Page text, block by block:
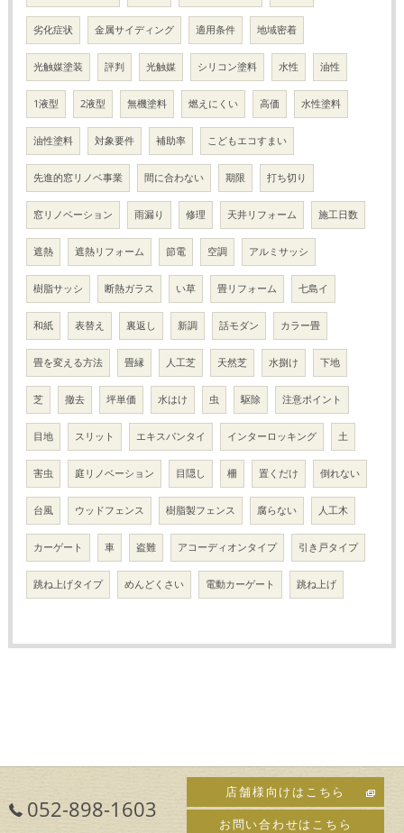
劣化症状 金属サイディング 適用条件 地域密着
光触媒塗装 評判 光触媒 シリコン塗料 水性 油性
1液型 2液型 無機塗料 燃えにくい 高価 水性塗料
油性塗料 対象要件 補助率 こどもエコすまい
先進的窓リノベ事業 間に合わない 期限 打ち切り
窓リノベーション 雨漏り 修理 天井リフォーム 施工日数
遮熱 遮熱リフォーム 節電 空調 アルミサッシ
樹脂サッシ 断熱ガラス い草 畳リフォーム 七島イ
和紙 表替え 裏返し 新調 話モダン カラー畳
畳を変える方法 畳縁 人工芝 天然芝 水捌け 下地
芝 撤去 坪単価 水はけ 虫 駆除 注意ポイント
目地 スリット エキスパンタイ インターロッキング 土
害虫 庭リノベーション 目隠し 柵 置くだけ 倒れない
台風 ウッドフェンス 樹脂製フェンス 腐らない 人工木
カーゲート 車 盗難 アコーディオンタイプ 引き戸タイプ
跳ね上げタイプ めんどくさい 電動カーゲート 跳ね上げ
052-898-1603
店舗様向けはこちら
お問い合わせはこちら